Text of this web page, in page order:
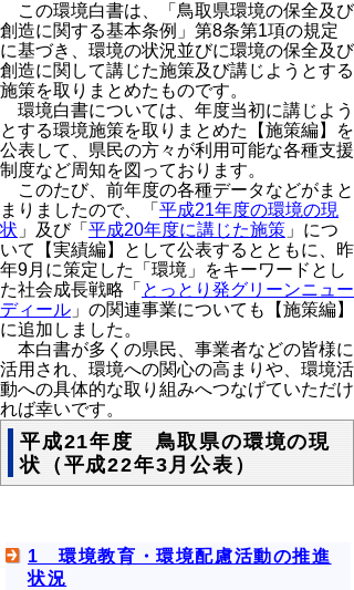
この環境白書は、「鳥取県環境の保全及び
創造に関する基本条例」第8条第1項の規定
に基づき、環境の状況並びに環境の保全及び
創造に関して講じた施策及び講じようとする
施策を取りまとめたものです。
環境白書については、年度当初に講じよう
とする環境施策を取りまとめた【施策編】を
公表して、県民の方々が利用可能な各種支援
制度など周知を図っております。
このたび、前年度の各種データなどがまと
まりましたので、「 平成21年度の環境の現
状 」及び「 平成20年度に講じた施策 」につ
いて【実績編】として公表するとともに、昨
年9月に策定した「環境」をキーワードとし
た社会成長戦略「 とっとり発グリーンニュー
ディール 」の関連事業についても【施策編】
に追加しました。
本白書が多くの県民、事業者などの皆様に
活用され、環境への関心の高まりや、環境活
動への具体的な取り組みへつなげていただけ
れば幸いです。
平成21年度 鳥取県の環境の現
状（平成22年3月公表）
1 環境教育・環境配慮活動の推進
状況